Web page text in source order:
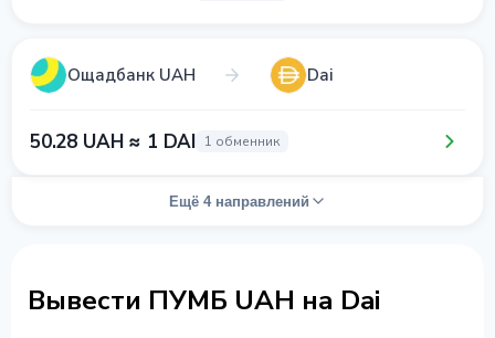
Ощадбанк UAH Dai
50.28 UAH ≈ 1 DAI 1 обменник
Ещё 4 направлений
Вывести ПУМБ UAH на Dai